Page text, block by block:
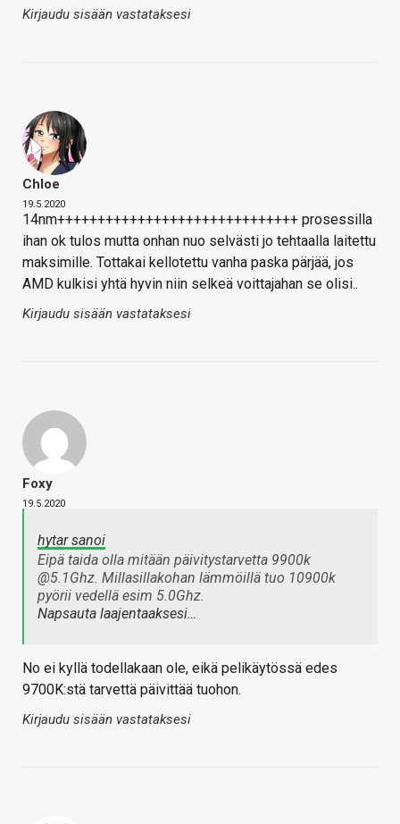
Kirjaudu sisään vastataksesi
Chloe
19.5.2020
14nm++++++++++++++++++++++++++++++ prosessilla
ihan ok tulos mutta onhan nuo selvästi jo tehtaalla laitettu
maksimille. Tottakai kellotettu vanha paska pärjää, jos
AMD kulkisi yhtä hyvin niin selkeä voittajahan se olisi..
Kirjaudu sisään vastataksesi
Foxy
19.5.2020
hytar sanoi
Eipä taida olla mitään päivitystarvetta 9900k
@5.1Ghz. Millasillakohan lämmöillä tuo 10900k
pyörii vedellä esim 5.0Ghz.
Napsauta laajentaaksesi…
No ei kyllä todellakaan ole, eikä pelikäytössä edes
9700K:stä tarvettä päivittää tuohon.
Kirjaudu sisään vastataksesi